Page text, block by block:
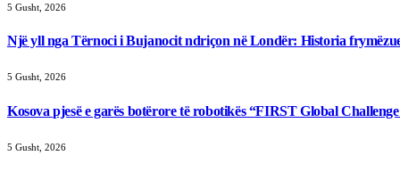
5 Gusht, 2026
Një yll nga Tërnoci i Bujanocit ndriçon në Londër: Historia
5 Gusht, 2026
Kosova pjesë e garës botërore të robotikës “FIRST Global
5 Gusht, 2026